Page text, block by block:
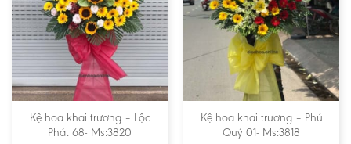
Kệ hoa khai trương – Lộc
Phát 68- Ms:3820
Kệ hoa khai trương – Phú
Quý 01- Ms:3818